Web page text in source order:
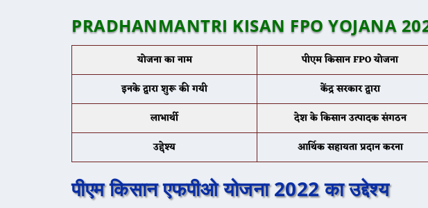
PRADHANMANTRI KISAN FPO YOJANA
योजना का नाम
पीएम किसान FPO योजना
इनके द्वारा शुरू की गयी
केंद्र सरकार द्वारा
लाभार्थी
देश के किसान उत्पादक संगठन
उद्देश्य
आर्थिक सहायता प्रदान करना
पीएम किसान एफपीओ योजना 2022 का उद्देश्य